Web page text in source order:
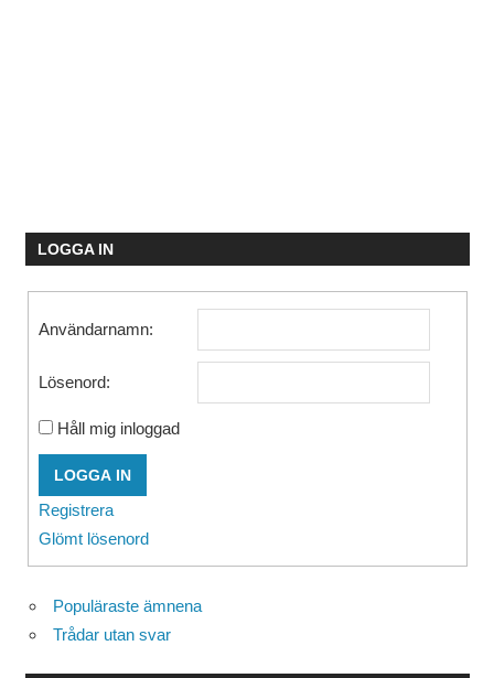
LOGGA IN
Användarnamn:
Lösenord:
Håll mig inloggad
LOGGA IN
Registrera
Glömt lösenord
Populäraste ämnena
Trådar utan svar